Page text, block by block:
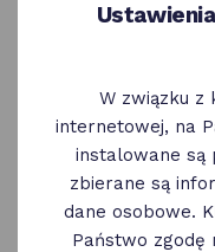
W związku z
internetowej, na
instalowane są
zbierane są
dane osobowe.
Państwo zgodę